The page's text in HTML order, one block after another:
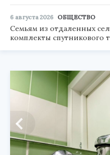
6 августа 2026 ОБЩЕСТВО
Семьям из отдаленных
комплекты спутникового